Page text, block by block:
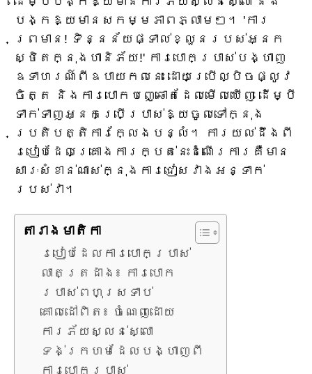
បង្កឱ្យមានសកម្មភាពភ្លាមៗ។ 'ការ
ព្រមាន! ទិន្នន័យផ្ទាល់ខ្លួនរបស់អ្នក
ស្ថិតក្នុងហានិភ័យ!' ការបោកប្រាស់បង្ហាញ
ឧទាហរណ៍ពីឧបាយកលនេះ ដោយប្រើល្បិចផ្លូវ
ចិត្ត និងការបោកបញ្ឆោតដែលមើលឃើញ ដើម្បី
ទាក់ទាញអ្នកប្រើប្រាស់ឱ្យចូលទៅក្នុង
ប្រតិបត្តិការក្លែងបន្លំ។ ការយល់ដឹងពី
របៀបដែលគ្រោងការក្បត់នេះដំណើរការគឺមាន
សារៈសំខាន់ណាស់ក្នុងការជៀសវាងអន្ទាក់
របស់វា។
តារាង​មាតិកា
របៀបដែលការបោកប្រាស់
លាតត្រដាង៖ ការបោក
ប្រាស់ពហុស្រទាប់
គោលដៅពិត៖ ចំណេញដោយ
ការភ័យស្លន់ស្លោ
ទង់ក្រហមដែលបង្ហាញពី
ការបោកប្រាស់